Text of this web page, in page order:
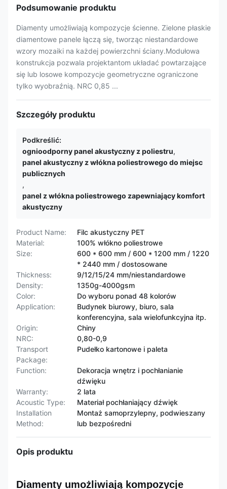
Podsumowanie produktu
Diamenty umożliwiają kompozycje ścienne. Zielone płaskie
diamentowe panele łączą się, tworząc niestandardowe
wzory mozaiki na każdej powierzchni ściany.Modułowa
konstrukcja pozwala projektantom układać powtarzające
się lub losowe kompozycje geometryczne ograniczone
tylko wyobraźnią. NRC 0,85 ...
Szczegóły produktu
Podkreślić:
ognioodporny panel akustyczny z poliestru,
panel akustyczny z włókna poliestrowego do miejsc
publicznych
,
panel z włókna poliestrowego zapewniający komfort
akustyczny
Product Name:
Filc akustyczny PET
Material:
100% włókno poliestrowe
Size:
600 * 600 mm / 600 * 1200 mm / 1220
* 2440 mm / dostosowane
Thickness:
9/12/15/24 mm/niestandardowe
Density:
1350g-4000gsm
Color:
Do wyboru ponad 48 kolorów
Application:
Budynek biurowy, biuro, sala
konferencyjna, sala wielofunkcyjna itp.
Origin:
Chiny
NRC:
0,80-0,9
Transport
Package:
Pudełko kartonowe i paleta
Function:
Dekoracja wnętrz i pochłanianie
dźwięku
Warranty:
2 lata
Acoustic Type:
Materiał pochłaniający dźwięk
Installation
Method:
Montaż samoprzylepny, podwieszany
lub bezpośredni
Opis produktu
Diamenty umożliwiają kompozycje